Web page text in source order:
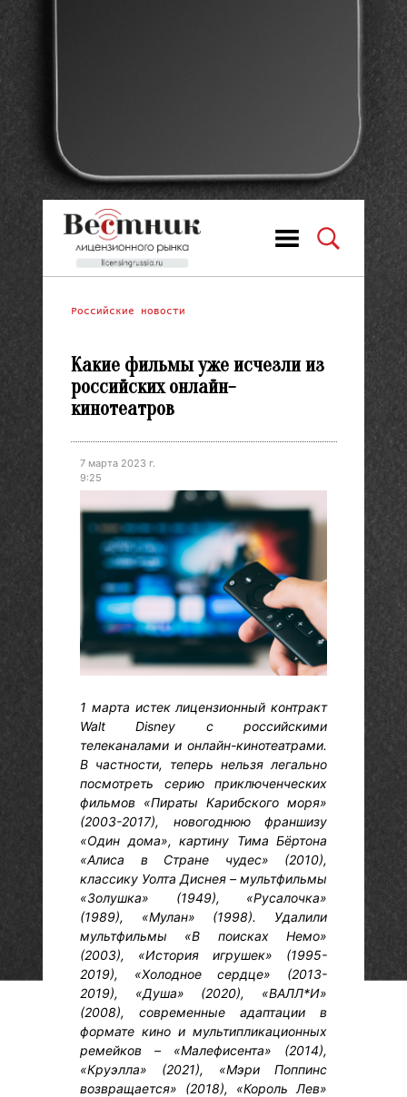
Российские новости
Какие фильмы уже исчезли из
российских онлайн-
кинотеатров
7 марта 2023 г.
9:25
1 марта истек лицензионный контракт
Walt Disney с российскими
телеканалами и онлайн-кинотеатрами.
В частности, теперь нельзя легально
посмотреть серию приключенческих
фильмов «Пираты Карибского моря»
(2003-2017), новогоднюю франшизу
«Один дома», картину Тима Бёртона
«Алиса в Стране чудес» (2010),
классику Уолта Диснея – мультфильмы
«Золушка» (1949), «Русалочка»
(1989), «Мулан» (1998). Удалили
мультфильмы «В поисках Немо»
(2003), «История игрушек» (1995-
2019), «Холодное сердце» (2013-
2019), «Душа» (2020), «ВАЛЛ*И»
(2008), современные адаптации в
формате кино и мультипликационных
ремейков – «Малефисента» (2014),
«Круэлла» (2021), «Мэри Поппинс
возвращается» (2018), «Король Лев»